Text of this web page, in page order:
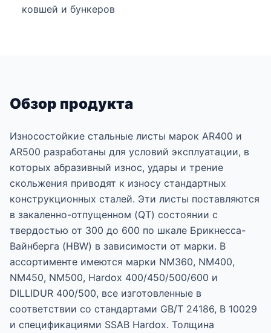
ковшей и бункеров
Обзор продукта
Износостойкие стальные листы марок AR400 и
AR500 разработаны для условий эксплуатации, в
которых абразивный износ, удары и трение
скольжения приводят к износу стандартных
конструкционных сталей. Эти листы поставляются
в закаленно-отпущенном (QT) состоянии с
твердостью от 300 до 600 по шкале Брикнесса-
Вайнберга (HBW) в зависимости от марки. В
ассортименте имеются марки NM360, NM400,
NM450, NM500, Hardox 400/450/500/600 и
DILLIDUR 400/500, все изготовленные в
соответствии со стандартами GB/T 24186, В 10029
и спецификациями SSAB Hardox. Толщина